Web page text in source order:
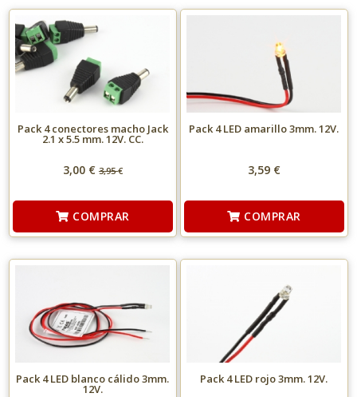
Pack 4 conectores macho Jack
2.1 x 5.5 mm. 12V. CC.
3,00 € 3,95€
COMPRAR
Pack 4 LED amarillo 3mm. 12V.
3,59 €
COMPRAR
Pack 4 LED blanco cálido 3mm.
12V.
Pack 4 LED rojo 3mm. 12V.